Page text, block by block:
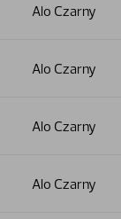
Alo Czarny
Alo Czarny
Alo Czarny
Alo Czarny